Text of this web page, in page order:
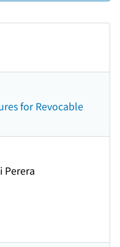
for Revocable
Perera